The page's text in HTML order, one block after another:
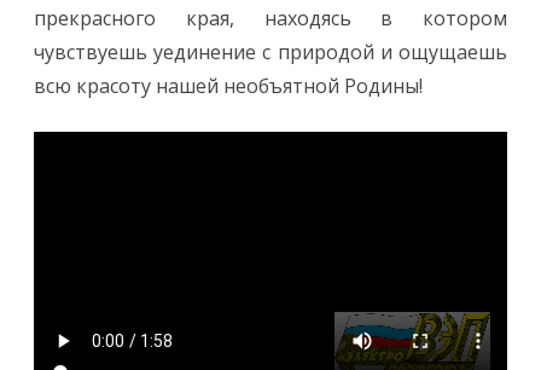
прекрасного края, находясь в котором
чувствуешь уединение с природой и ощущаешь
всю красоту нашей необъятной Родины!